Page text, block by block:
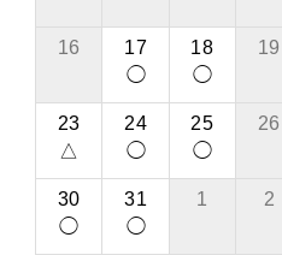
16 17
◯
18
◯
19
23
△
24
◯
25
◯
26
30
◯
31
◯
1 2